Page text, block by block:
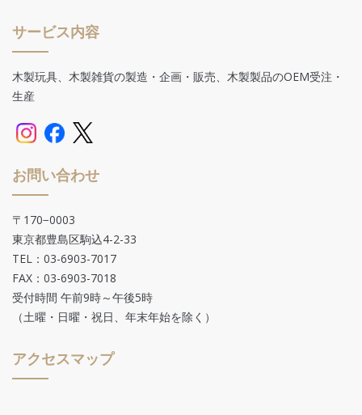
サービス内容
木製玩具、木製雑貨の製造・企画・販売、木製製品のOEM受注・
生産
お問い合わせ
〒170−0003
東京都豊島区駒込4-2-33
TEL：03-6903-7017
FAX：03-6903-7018
受付時間 午前9時～午後5時
（土曜・日曜・祝日、年末年始を除く）
アクセスマップ